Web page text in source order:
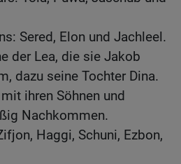
Sered, Elon und Jachleel.
der Lea, die sie Jakob
dazu seine Tochter Dina.
ihren Söhnen und
Nachkommen.
Haggi, Schuni, Ezbon,